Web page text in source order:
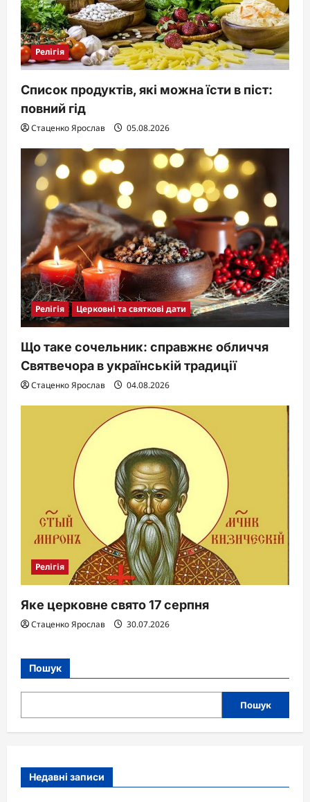
n
Релігія
Список продуктів, які можна їсти в піст:
повний гід
Стаценко Ярослав 05.08.2026
Релігія Церковні та святкові дати
Що таке сочельник: справжнє обличчя
Святвечора в українській традиції
Стаценко Ярослав 04.08.2026
Релігія
Яке церковне свято 17 серпня
Стаценко Ярослав 30.07.2026
Пошук
Пошук
Недавні записи